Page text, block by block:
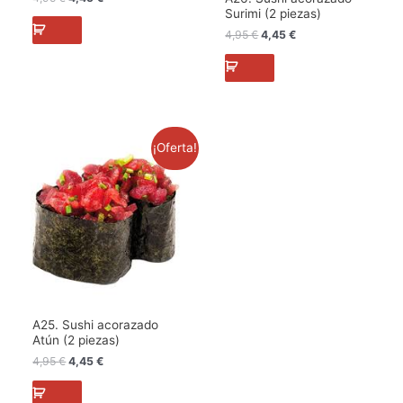
Surimi (2 piezas)
4,95€ 4,45€
¡Oferta!
A25. Sushi acorazado
Atún (2 piezas)
4,95€
original
era:
4,95 €.
4,45€
precio
actual
es:
4,45 €.